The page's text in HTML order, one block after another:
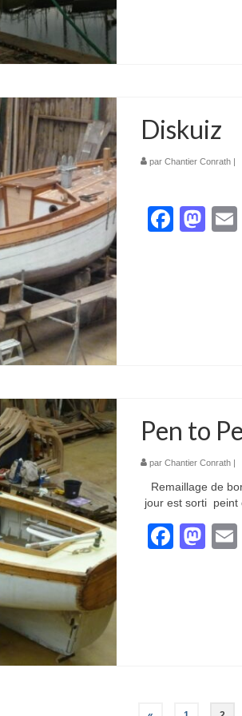
Diskuiz
par Chantier Conrath|
Pen to
par Chantier Conrath|
Remaillage de
jour est sorti peint